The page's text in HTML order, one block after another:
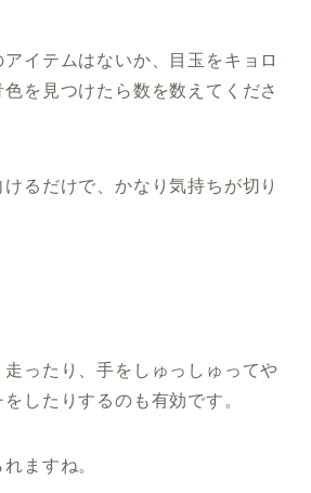
イテムはないか、目玉をキョロ
を見つけたら数を数えてくださ
るだけで、かなり気持ちが切り
ったり、手をしゅっしゅってや
したりするのも有効です。
ますね。